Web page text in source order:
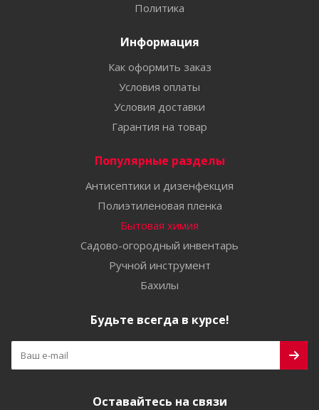
Политика
Информация
Как оформить заказ
Условия оплаты
Условия доставки
Гарантия на товар
Популярные разделы
Антисептики и дизенфекция
Полиэтиленовая пленка
Бытовая химия
Садово-огородный инвентарь
Ручной инструмент
Бахилы
Будьте всегда в курсе!
Оставайтесь на связи